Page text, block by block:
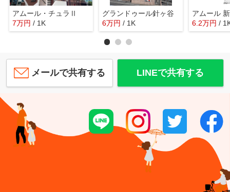
アムール・チュラⅡ
7万円 / 1K
グランドゥール針ヶ谷
6万円 / 1K
アムール
6.2万円 /
メールで共有する LINEで共有する